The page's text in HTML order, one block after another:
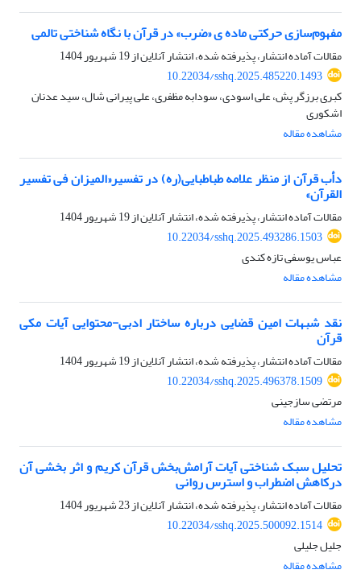
مفهوم‌سازی حرکتی ماده ی «ضرب» در قرآن با نگاه شناختی تالمی
مقالات آماده انتشار، پذیرفته شده، انتشار آنلاین از19 شهریور 1404
10.22034/sshq.2025.485220.1493
کبری برزگر پش، علی اسودی، سودابه مظفری، علی پیرانی شال، سید عدنان
اشکوری
مشاهده مقاله
دأب قرآن از منظر علامه طباطبایی(ره) در تفسیر«المیزان فی تفسیر
القرآن»
مقالات آماده انتشار، پذیرفته شده، انتشار آنلاین از19 شهریور 1404
10.22034/sshq.2025.493286.1503
عباس یوسفی تازه کندی
مشاهده مقاله
نقد شبهات امین قضایی درباره ساختار ادبی-محتوایی آیات مکی
قرآن
مقالات آماده انتشار، پذیرفته شده، انتشار آنلاین از19 شهریور 1404
10.22034/sshq.2025.496378.1509
مرتضی سازجینی
مشاهده مقاله
تحلیل سبک شناختی آیات آرامش‌بخش قرآن کریم و اثر بخشی آن
درکاهش اضطراب و استرس روانی
مقالات آماده انتشار، پذیرفته شده، انتشار آنلاین از23 شهریور 1404
10.22034/sshq.2025.500092.1514
جلیل جلیلی
مشاهده مقاله